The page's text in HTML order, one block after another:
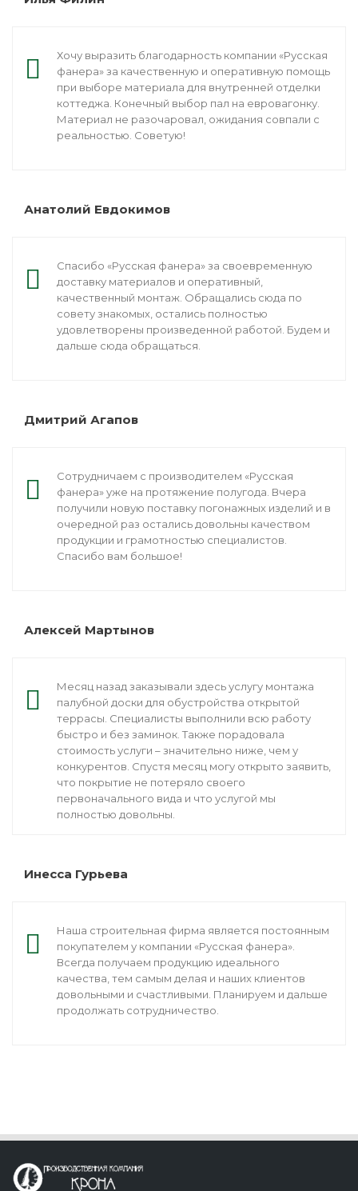
Лиственница сибирская
Сибирский кедр
Фанера
Саморез
пола
Хочу выразить благодарность компании «Русская
фанера» за качественную и оперативную помощь
при выборе материала для внутренней отделки
коттеджа. Конечный выбор пал на евровагонку.
Материал не разочаровал, ожидания совпали с
реальностью. Советую!
Анатолий Евдокимов
Спасибо «Русская фанера» за своевременную
доставку материалов и оперативный,
качественный монтаж. Обращались сюда по
совету знакомых, остались полностью
удовлетворены произведенной работой. Будем и
дальше сюда обращаться.
Дмитрий Агапов
Сотрудничаем с производителем «Русская
фанера» уже на протяжение полугода. Вчера
получили новую поставку погонажных изделий и в
очередной раз остались довольны качеством
продукции и грамотностью специалистов.
Спасибо вам большое!
Алексей Мартынов
Месяц назад заказывали здесь услугу монтажа
палубной доски для обустройства открытой
террасы. Специалисты выполнили всю работу
быстро и без заминок. Также порадовала
стоимость услуги – значительно ниже, чем у
конкурентов. Спустя месяц могу открыто заявить,
что покрытие не потеряло своего
первоначального вида и что услугой мы
полностью довольны.
Инесса Гурьева
Наша строительная фирма является постоянным
покупателем у компании «Русская фанера».
Всегда получаем продукцию идеального
качества, тем самым делая и наших клиентов
довольными и счастливыми. Планируем и дальше
продолжать сотрудничество.